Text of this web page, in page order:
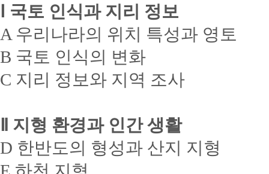
Ⅰ 국토 인식과 지리 정보
A 우리나라의 위치 특성과 영토
B 국토 인식의 변화
C 지리 정보와 지역 조사
Ⅱ 지형 환경과 인간 생활
D 한반도의 형성과 산지 지형